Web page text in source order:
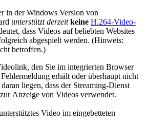
in der Windows Version von
unterstützt derzeit keine H.264-Video-
dass Videos auf beliebten Websites
abgespielt werden. (Hinweis:
betroffen.)
den Sie im integrierten Browser
erhält oder überhaupt nicht
liegen, dass der Streaming-Dienst
zur Anzeige von Videos verwendet.
Video im eingebetteten